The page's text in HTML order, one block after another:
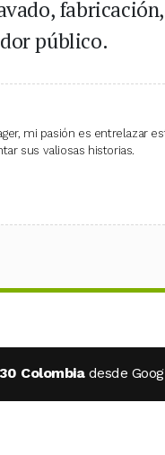
público.
mi pasión es entrelazar
sus valiosas historias.
Colombia desde